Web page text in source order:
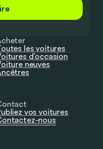
les voitures
d’occasion
neuves
vos voitures
nous